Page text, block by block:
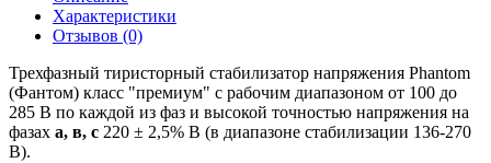
Характеристики
Отзывов (0)
Трехфазный тиристорный стабилизатор напряжения Phantom
(Фантом) класс "премиум" c рабочим диапазоном от 100 до
285 В по каждой из фаз и высокой точностью напряжения на
фазах а, в, с 220 ± 2,5% В (в диапазоне стабилизации 136-270
В).